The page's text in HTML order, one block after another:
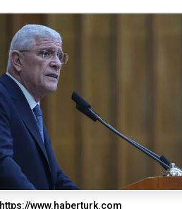
https://www.haberturk.com